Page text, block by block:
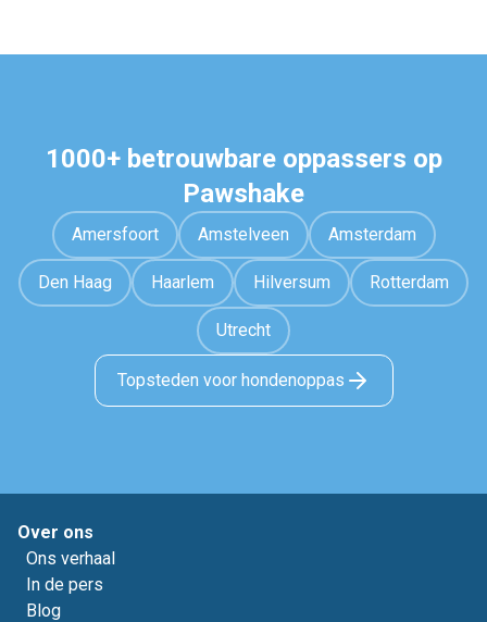
1000+ betrouwbare oppassers op
Pawshake
Amersfoort Amstelveen Amsterdam
Den Haag Haarlem Hilversum Rotterdam
Utrecht
Topsteden voor hondenoppas
Over ons
Ons verhaal
In de pers
Blog